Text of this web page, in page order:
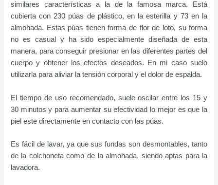
similares características a la de la famosa marca. Está
cubierta con 230 púas de plástico, en la esterilla y 73 en la
almohada. Estas púas tienen forma de flor de loto, su forma
no es casual y ha sido especialmente diseñada de esta
manera, para conseguir presionar en las diferentes partes del
cuerpo y obtener los efectos deseados. En mi caso suelo
utilizarla para aliviar la tensión corporal y el dolor de espalda.
El tiempo de uso recomendado, suele oscilar entre los 15 y
30 minutos y para aumentar su efectividad lo mejor es que la
piel este directamente en contacto con las púas.
Es fácil de lavar, ya que sus fundas son desmontables, tanto
de la colchoneta como de la almohada, siendo aptas para la
lavadora.